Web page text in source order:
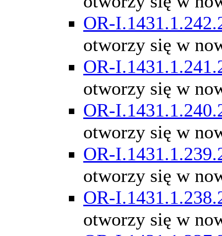
OR-
otworzy się w
OR-
otworzy się w
OR-
otworzy się w
OR-
otworzy się w
OR-
otworzy się w